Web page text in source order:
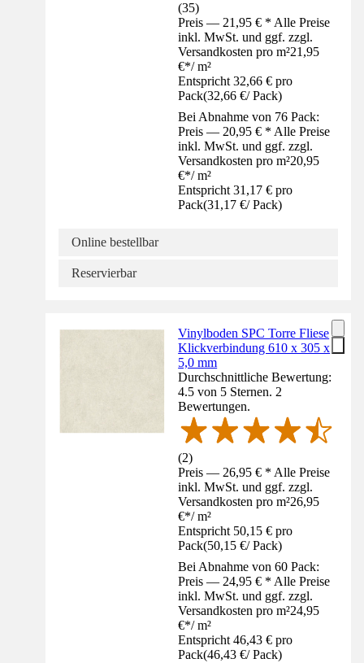
(35)
Preis — 21,95 € * Alle Preise
inkl. MwSt. und ggf. zzgl.
Versandkosten pro m²21,95
€*/ m²
Entspricht 32,66 € pro
Pack(32,66 €/ Pack)
Bei Abnahme von 76 Pack:
Preis — 20,95 € * Alle Preise
inkl. MwSt. und ggf. zzgl.
Versandkosten pro m²20,95
€*/ m²
Entspricht 31,17 € pro
Pack(31,17 €/ Pack)
Online bestellbar
Reservierbar
Vinylboden SPC Torre Fliese
Klickverbindung 610 x 305 x
5,0 mm
Durchschnittliche Bewertung:
4.5 von 5 Sternen. 2
Bewertungen.
(2)
Preis — 26,95 € * Alle Preise
inkl. MwSt. und ggf. zzgl.
Versandkosten pro m²26,95
€*/ m²
Entspricht 50,15 € pro
Pack(50,15 €/ Pack)
Bei Abnahme von 60 Pack:
Preis — 24,95 € * Alle Preise
inkl. MwSt. und ggf. zzgl.
Versandkosten pro m²24,95
€*/ m²
Entspricht 46,43 € pro
Pack(46,43 €/ Pack)